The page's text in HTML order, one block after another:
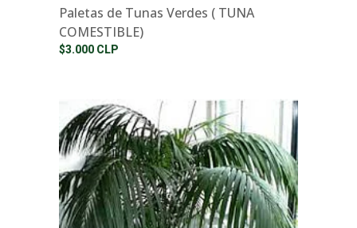
Paletas de Tunas Verdes ( TUNA
COMESTIBLE)
$3.000 CLP